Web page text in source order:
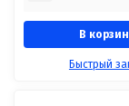
В
Быстрый